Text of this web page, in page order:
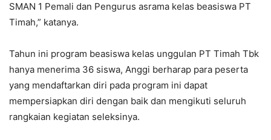
SMAN 1 Pemali dan Pengurus asrama kelas beasiswa PT
Timah,” katanya.
Tahun ini program beasiswa kelas unggulan PT Timah Tbk
hanya menerima 36 siswa, Anggi berharap para peserta
yang mendaftarkan diri pada program ini dapat
mempersiapkan diri dengan baik dan mengikuti seluruh
rangkaian kegiatan seleksinya.